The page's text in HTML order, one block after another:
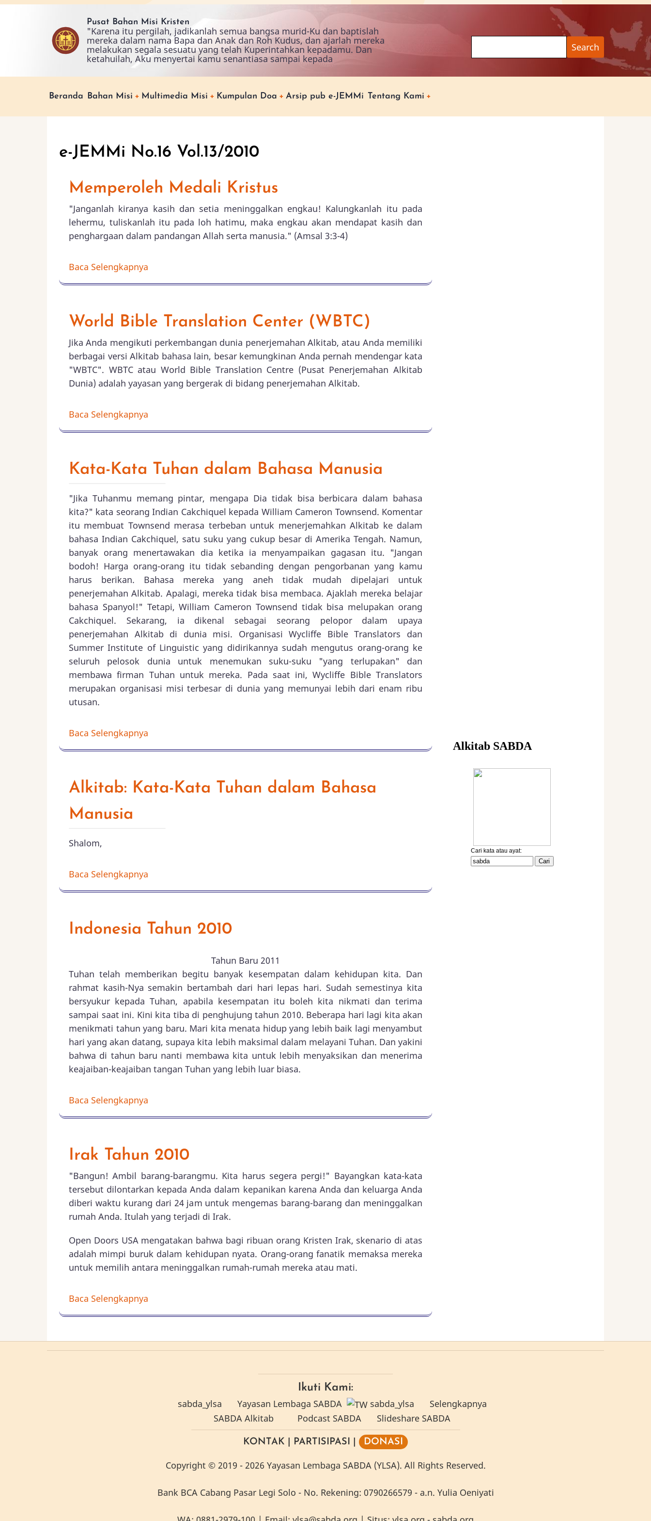
Skip
Pusat Bahan Misi Kristen
"Karena itu pergilah, jadikanlah semua bangsa murid-Ku dan baptislah
mereka dalam nama Bapa dan Anak dan Roh Kudus, dan ajarlah mereka
melakukan segala sesuatu yang telah Kuperintahkan kepadamu. Dan
ketahuilah, Aku menyertai kamu senantiasa sampai kepada
Main
Beranda Bahan Misi Multimedia Misi Kumpulan Doa Arsip pub e-JEMMi Tentang Kami
e-JEMMi No.16 Vol.13/2010
Memperoleh Medali Kristus
"Janganlah kiranya kasih dan setia meninggalkan engkau! Kalungkanlah itu pada
lehermu, tuliskanlah itu pada loh hatimu, maka engkau akan mendapat kasih dan
penghargaan dalam pandangan Allah serta manusia." (Amsal 3:3-4)
Baca Selengkapnya
World Bible Translation Center (WBTC)
Jika Anda mengikuti perkembangan dunia penerjemahan Alkitab, atau Anda memiliki
berbagai versi Alkitab bahasa lain, besar kemungkinan Anda pernah mendengar kata
"WBTC". WBTC atau World Bible Translation Centre (Pusat Penerjemahan Alkitab
Dunia) adalah yayasan yang bergerak di bidang penerjemahan Alkitab.
Baca Selengkapnya
Kata-Kata Tuhan dalam Bahasa Manusia
"Jika Tuhanmu memang pintar, mengapa Dia tidak bisa berbicara dalam bahasa
kita?" kata seorang Indian Cakchiquel kepada William Cameron Townsend. Komentar
itu membuat Townsend merasa terbeban untuk menerjemahkan Alkitab ke dalam
bahasa Indian Cakchiquel, satu suku yang cukup besar di Amerika Tengah. Namun,
banyak orang menertawakan dia ketika ia menyampaikan gagasan itu. "Jangan
bodoh! Harga orang-orang itu tidak sebanding dengan pengorbanan yang kamu
harus berikan. Bahasa mereka yang aneh tidak mudah dipelajari untuk
penerjemahan Alkitab. Apalagi, mereka tidak bisa membaca. Ajaklah mereka belajar
bahasa Spanyol!" Tetapi, William Cameron Townsend tidak bisa melupakan orang
Cakchiquel. Sekarang, ia dikenal sebagai seorang pelopor dalam upaya
penerjemahan Alkitab di dunia misi. Organisasi Wycliffe Bible Translators dan
Summer Institute of Linguistic yang didirikannya sudah mengutus orang-orang ke
seluruh pelosok dunia untuk menemukan suku-suku "yang terlupakan" dan
membawa firman Tuhan untuk mereka. Pada saat ini, Wycliffe Bible Translators
merupakan organisasi misi terbesar di dunia yang memunyai lebih dari enam ribu
utusan.
Baca Selengkapnya
Alkitab: Kata-Kata Tuhan dalam Bahasa
Manusia
Shalom,
Baca Selengkapnya
Indonesia Tahun 2010
Tahun Baru 2011
Tuhan telah memberikan begitu banyak kesempatan dalam kehidupan kita. Dan
rahmat kasih-Nya semakin bertambah dari hari lepas hari. Sudah semestinya kita
bersyukur kepada Tuhan, apabila kesempatan itu boleh kita nikmati dan terima
sampai saat ini. Kini kita tiba di penghujung tahun 2010. Beberapa hari lagi kita akan
menikmati tahun yang baru. Mari kita menata hidup yang lebih baik lagi menyambut
hari yang akan datang, supaya kita lebih maksimal dalam melayani Tuhan. Dan yakini
bahwa di tahun baru nanti membawa kita untuk lebih menyaksikan dan menerima
keajaiban-keajaiban tangan Tuhan yang lebih luar biasa.
Baca Selengkapnya
Irak Tahun 2010
"Bangun! Ambil barang-barangmu. Kita harus segera pergi!" Bayangkan kata-kata
tersebut dilontarkan kepada Anda dalam kepanikan karena Anda dan keluarga Anda
diberi waktu kurang dari 24 jam untuk mengemas barang-barang dan meninggalkan
rumah Anda. Itulah yang terjadi di Irak.
Open Doors USA mengatakan bahwa bagi ribuan orang Kristen Irak, skenario di atas
adalah mimpi buruk dalam kehidupan nyata. Orang-orang fanatik memaksa mereka
untuk memilih antara meninggalkan rumah-rumah mereka atau mati.
Baca Selengkapnya
Ikuti Kami:
sabda_ylsa
Yayasan Lembaga SABDA sabda_ylsa
Selengkapnya
SABDA Alkitab
Podcast SABDA Slideshare SABDA
KONTAK PARTISIPASI DONASI
Copyright © 2019 - 2026 Yayasan Lembaga SABDA (YLSA). All Rights Reserved.
Bank BCA Cabang Pasar Legi Solo - No. Rekening: 0790266579 - a.n. Yulia Oeniyati